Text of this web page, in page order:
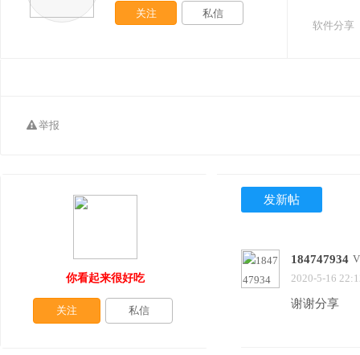
软件分享
关注 私信
举报
发新帖
184747934
2020-5-16
谢谢分享
你看起来很好吃
关注 私信